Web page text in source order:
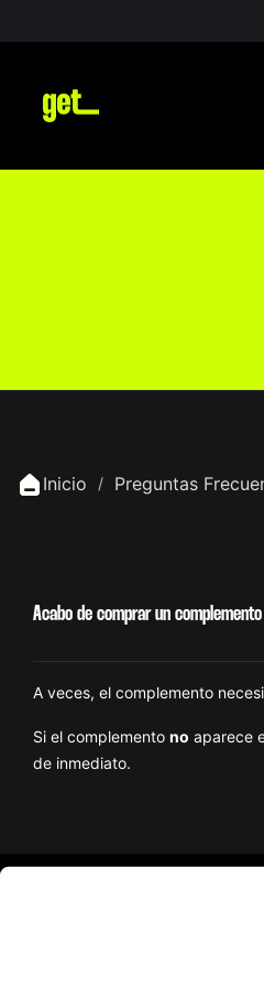
Inicio Preguntas
Acabo de comprar un
A veces, el complemento
Si el complemento no aparece
de inmediato.